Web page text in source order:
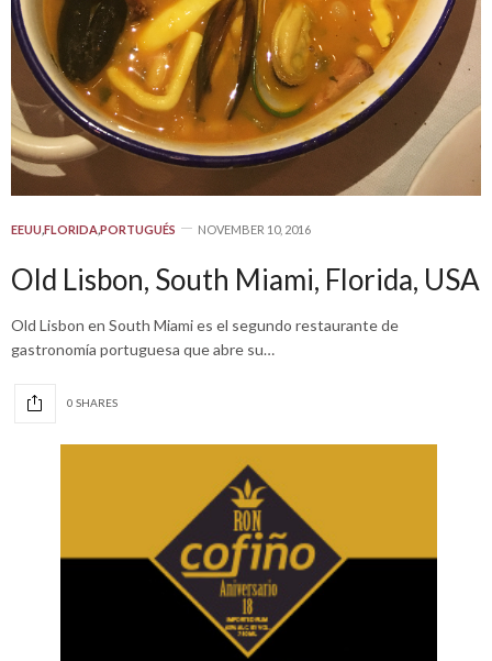
EEUU,FLORIDA,PORTUGUÉS NOVEMBER 10, 2016
Old Lisbon, South Miami, Florida, USA
Old Lisbon en South Miami es el segundo restaurante de
gastronomía portuguesa que abre su…
0 SHARES